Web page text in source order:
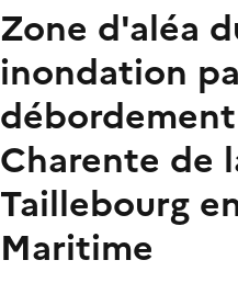
Zone d'aléa
inondation
Charente de
Taillebourg
Maritime